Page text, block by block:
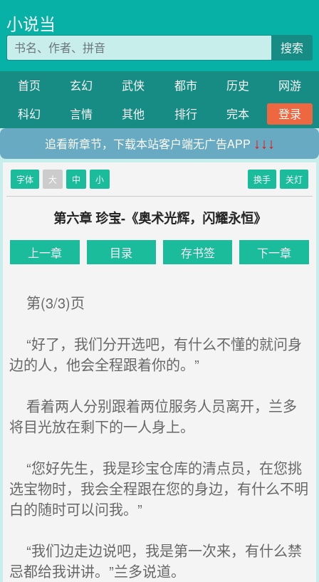
小说当
搜索
首页 玄幻 武侠 都市 历史
网游
科幻
言情 其他 排行 完本
登录
追看新章节，下载本站客户端无广告APP ↓↓↓
字体 大 中 小 换手 关灯
第六章 珍宝-《奥术光辉，闪耀永恒》
上一章 目录 存书签 下一章
第(3/3)页
“好了，我们分开选吧，有什么不懂的就问身
边的人，他会全程跟着你的。”
看着两人分别跟着两位服务人员离开，兰多
将目光放在剩下的一人身上。
“您好先生，我是珍宝仓库的清点员，在您挑
选宝物时，我会全程跟在您的身边，有什么不明
白的随时可以问我。”
“我们边走边说吧，我是第一次来，有什么禁
忌都给我讲讲。”兰多说道。